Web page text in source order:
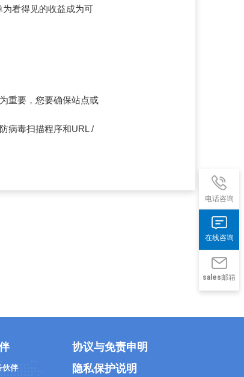
看得见的收益成为可
重要，您要确保站点或
病毒扫描程序和URL /
伙伴
协议与免责申明
隐私保护说明
电话咨询
在线咨询
sales邮箱